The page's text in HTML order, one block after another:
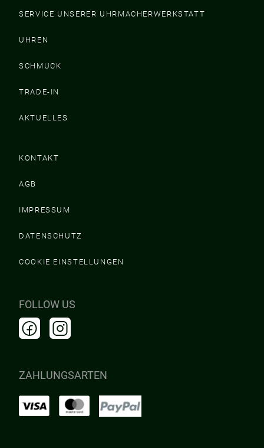
SERVICE UNSERER UHRMACHERWERKSTATT
UHREN
SCHMUCK
TRADE-IN
AKTUELLES
KONTAKT
AGB
IMPRESSUM
DATENSCHUTZ
COOKIE EINSTELLUNGEN
FOLLOW US
ZAHLUNGSARTEN